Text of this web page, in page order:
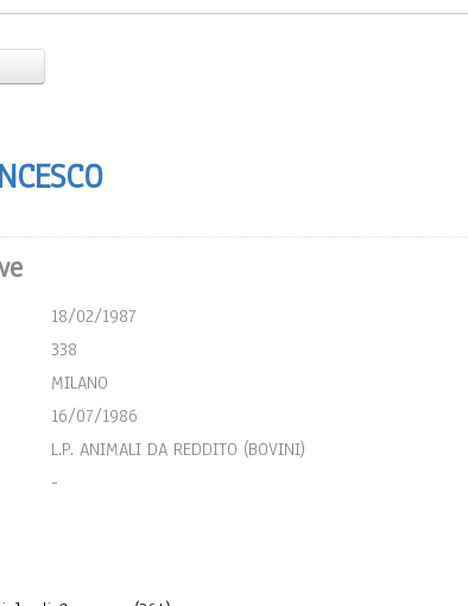
18/02/1987
338
MILANO
16/07/1986
L.P. ANIMALI DA REDDITO (BOVINI)
-